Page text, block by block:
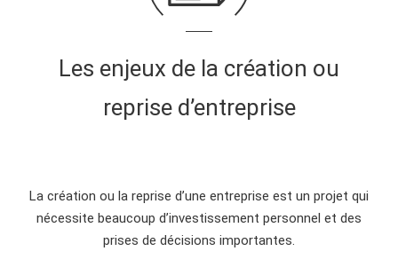
Les enjeux de la création ou
reprise d’entreprise
La création ou la reprise d’une entreprise est un projet qui
nécessite beaucoup d’investissement personnel et des
prises de décisions importantes.